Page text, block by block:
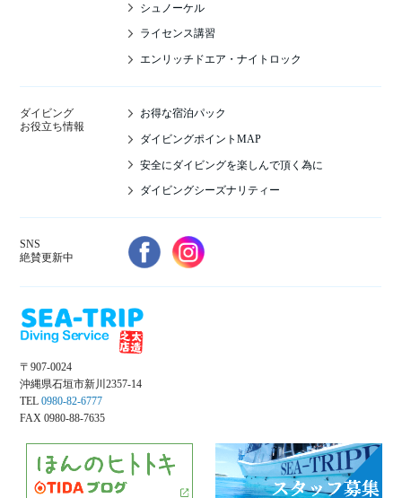
シュノーケル
ライセンス講習
エンリッチドエア・ナイトロック
ダイビング
お役立ち情報
お得な宿泊パック
ダイビングポイントMAP
安全にダイビングを楽しんで頂く為に
ダイビングシーズナリティー
SNS
絶賛更新中
〒907-0024
沖縄県石垣市新川2357-14
TEL 0980-82-6777
FAX 0980-88-7635